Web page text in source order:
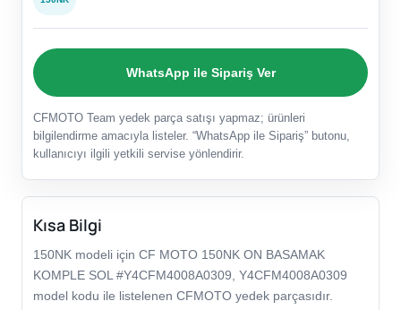
WhatsApp ile Sipariş Ver
CFMOTO Team yedek parça satışı yapmaz; ürünleri
bilgilendirme amacıyla listeler. “WhatsApp ile Sipariş” butonu,
kullanıcıyı ilgili yetkili servise yönlendirir.
Kısa Bilgi
150NK modeli için CF MOTO 150NK ON BASAMAK
KOMPLE SOL #Y4CFM4008A0309, Y4CFM4008A0309
model kodu ile listelenen CFMOTO yedek parçasıdır.